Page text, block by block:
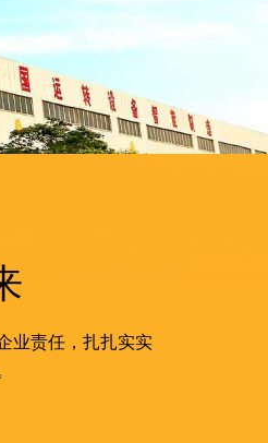
业责任，扎扎实实